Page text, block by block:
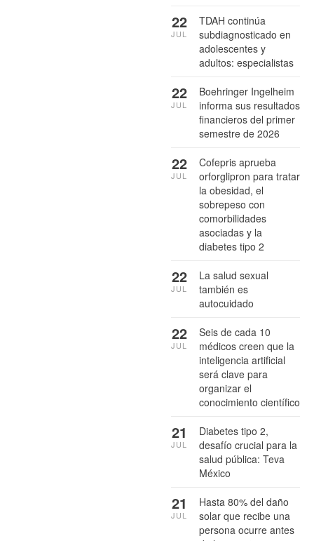
TDAH continúa
subdiagnosticado en
adolescentes y
adultos: especialistas
22
JUL
Boehringer Ingelheim
informa sus resultados
financieros del primer
semestre de 2026
22
JUL
Cofepris aprueba
orforglipron para tratar
la obesidad, el
sobrepeso con
comorbilidades
asociadas y la
diabetes tipo 2
22
JUL
La salud sexual
también es
autocuidado
22
JUL
Seis de cada 10
médicos creen que la
inteligencia artificial
será clave para
organizar el
conocimiento científico
22
JUL
Diabetes tipo 2,
desafío crucial para la
salud pública: Teva
México
21
JUL
Hasta 80% del daño
solar que recibe una
persona ocurre antes
21
JUL